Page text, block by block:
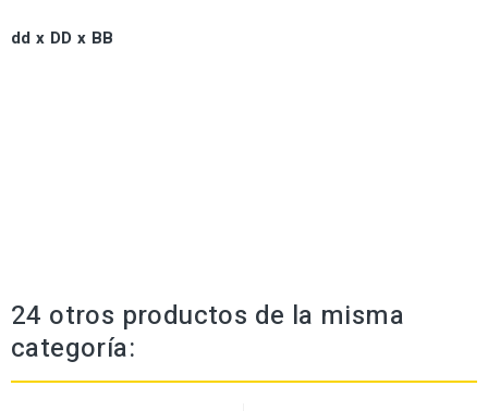
dd x DD x BB
24 otros productos de la misma
categoría: